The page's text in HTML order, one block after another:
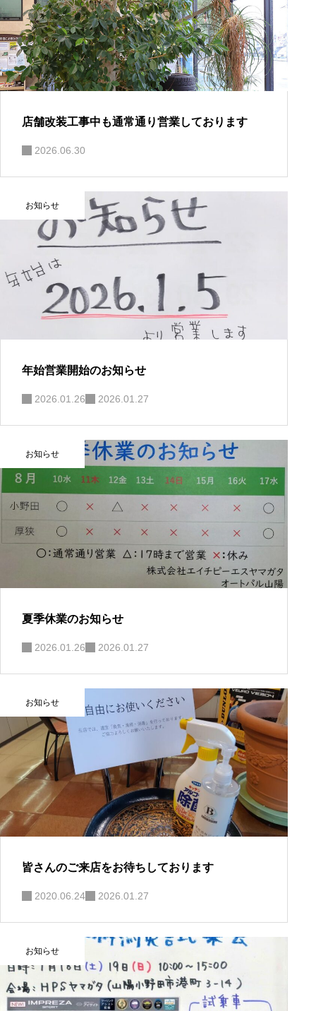
店舗改装工事中も通常通り営業しております
2026.06.30
お知らせ
年始営業開始のお知らせ
2026.01.26 2026.01.27
お知らせ
夏季休業のお知らせ
2026.01.26 2026.01.27
お知らせ
皆さんのご来店をお待ちしております
2020.06.24 2026.01.27
お知らせ